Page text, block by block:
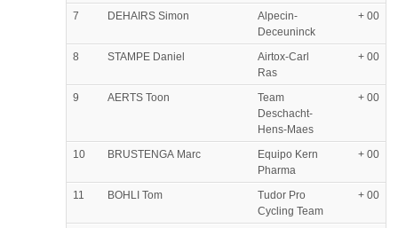
7 DEHAIRS Simon
Alpecin-
Deceuninck
+ 00
8 STAMPE Daniel
Airtox-Carl
Ras
+ 00
9 AERTS Toon
Team
Deschacht-
Hens-Maes
+ 00
10 BRUSTENGA Marc
Equipo Kern
Pharma
+ 00
11 BOHLI Tom
Tudor Pro
Cycling Team
+ 00